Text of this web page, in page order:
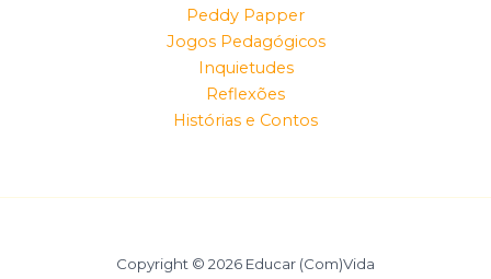
Peddy Papper
Jogos Pedagógicos
Inquietudes
Reflexões
Histórias e Contos
Copyright © 2026 Educar (Com)Vida